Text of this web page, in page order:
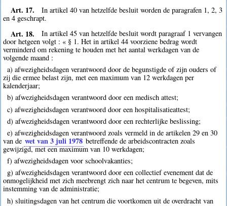
Art. 17.
In artikel 40 van hetzelfde besluit worden de paragrafen 1, 2, 3
en 4 geschrapt.
Art. 18.
In artikel 45 van hetzelfde besluit wordt paragraaf 1 vervangen
door hetgeen volgt : « § 1. Het in artikel 44 voorziene bedrag wordt
verminderd om rekening te houden met het aantal werkdagen van de
volgende maand :
a) afwezigheidsdagen verantwoord door de begunstigde of zijn ouders of
zij die ermee belast zijn, met een maximum van 12 werkdagen per
kalenderjaar;
b) afwezigheidsdagen verantwoord door een medisch attest;
c) afwezigheidsdagen verantwoord door een hospitalisatieattest;
d) afwezigheidsdagen verantwoord door een rechterlijke beslissing;
e) afwezigheidsdagen verantwoord zoals vermeld in de artikelen 29 en 30
van de wet van 3 juli 1978 betreffende de arbeidscontracten zoals
gewijzigd, met een maximum van 10 werkdagen;
f) afwezigheidsdagen voor schoolvakanties;
g) afwezigheidsdagen verantwoord door een collectief evenement dat de
onmogelijkheid met zich meebrengt zich naar het centrum te begeven, mits
instemming van de administratie;
h) sluitingsdagen van het centrum die voortkomen uit de overdracht van